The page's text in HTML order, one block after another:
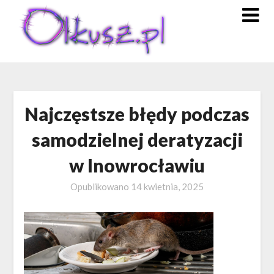
content
Najczęstsze błędy podczas
samodzielnej deratyzacji
w Inowrocławiu
Opublikowano 14 kwietnia, 2025